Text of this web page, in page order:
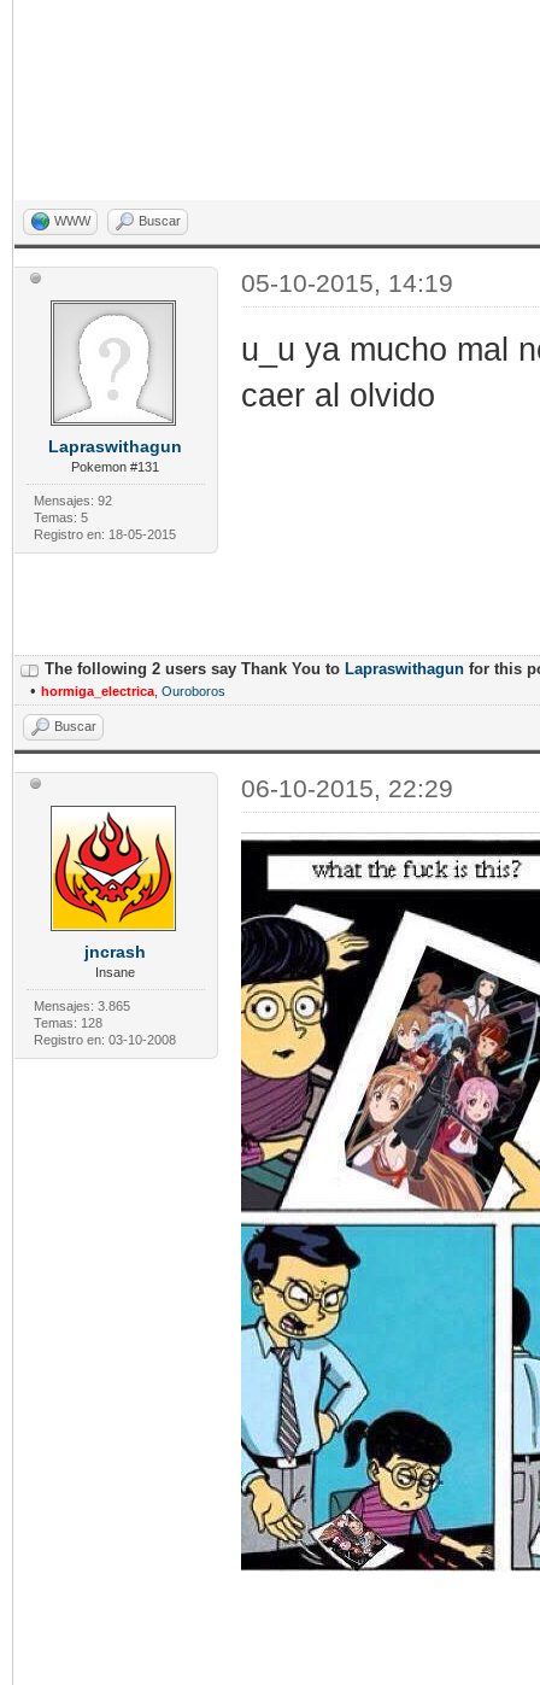
WWW Buscar
Lapraswithagun
Pokemon #131
Mensajes: 92
Temas: 5
Registro en: 18-05-2015
05-10-2015, 14:19
u_u ya mucho mal
caer al olvido
The following 2 users say Thank You to Lapraswithagun for this
• hormiga_electrica Ouroboros
Buscar
jncrash
Insane
Mensajes: 3.865
Temas: 128
Registro en: 03-10-2008
06-10-2015, 22:29